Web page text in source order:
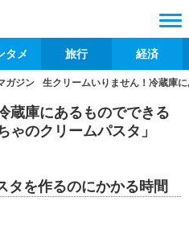
タメ 旅行 経済
ガジン 生クリームいりません！冷蔵庫
蔵庫にあるものでできる
ゃのクリームパスタ」
タを作るのにかかる時間